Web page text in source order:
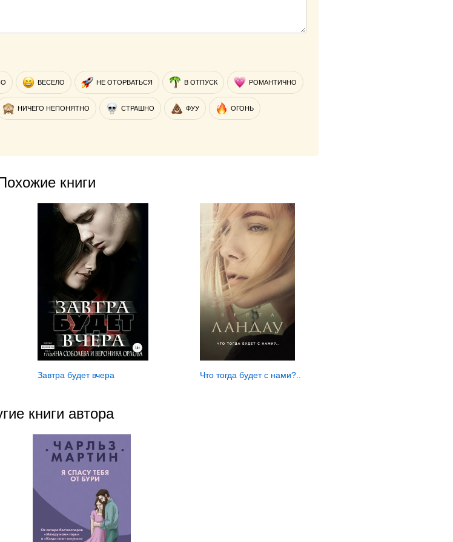
ВЕСЕЛО НЕ ОТОРВАТЬСЯ В ОТПУСК РОМАНТИЧНО
НИЧЕГО НЕПОНЯТНО СТРАШНО ФУУ ОГОНЬ
книги
Завтра будет вчера Что тогда будет с нами?..
книги автора